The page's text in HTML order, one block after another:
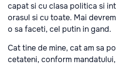
capat si cu clasa politica si
orasul si cu toate. Mai
o sa faceti, cel putin in gand.
Cat tine de mine, cat am sa
cetateni, conform